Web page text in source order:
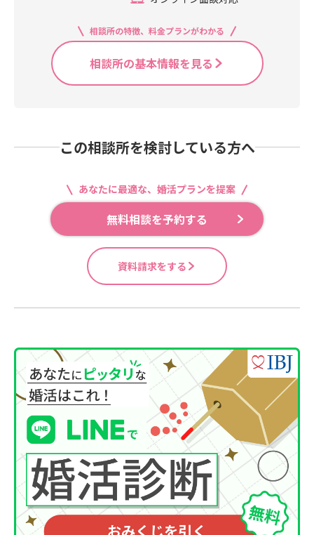
相談所の特徴、料金プランがわかる
相談所の基本情報を見る
この相談所を検討している方へ
あなたに最適な、婚活プランを提案
無料相談を予約する
資料請求をする